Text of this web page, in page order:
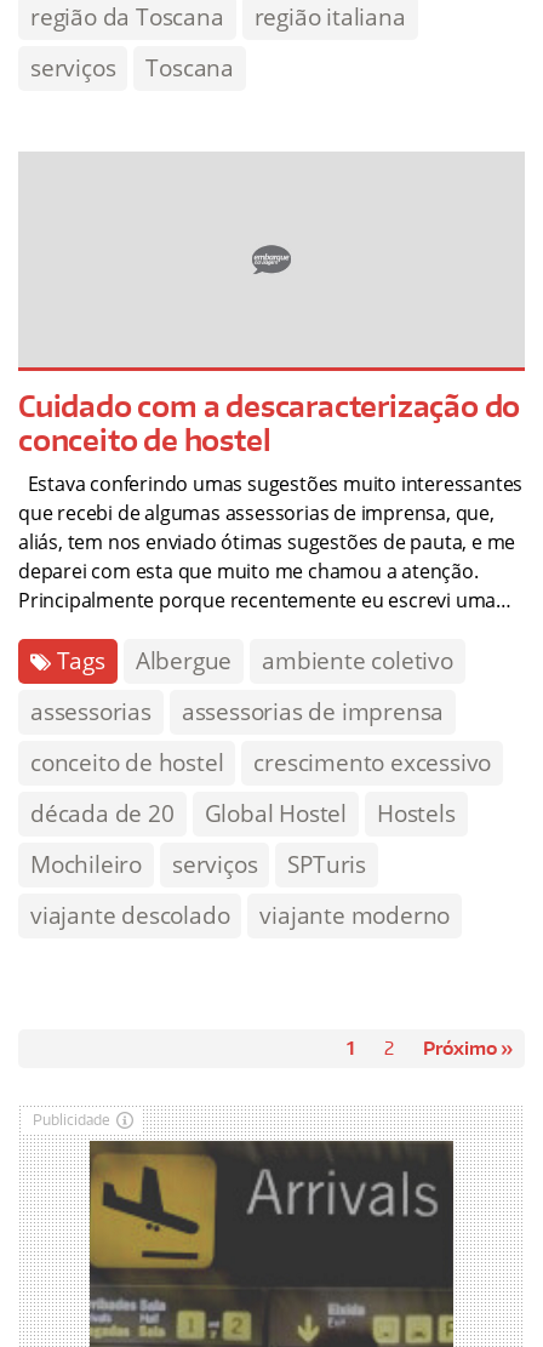
região da Toscana
região italiana
serviços
Toscana
Cuidado com a descaracterização do
conceito de hostel
Estava conferindo umas sugestões muito interessantes
que recebi de algumas assessorias de imprensa, que,
aliás, tem nos enviado ótimas sugestões de pauta, e me
deparei com esta que muito me chamou a atenção.
Principalmente porque recentemente eu escrevi uma…
Tags Albergue
ambiente coletivo
assessorias
assessorias de imprensa
conceito de hostel
crescimento excessivo
década de 20
Global Hostel
Hostels
Mochileiro
serviços
SPTuris
viajante descolado
viajante moderno
1 2 Próximo »
Publicidade